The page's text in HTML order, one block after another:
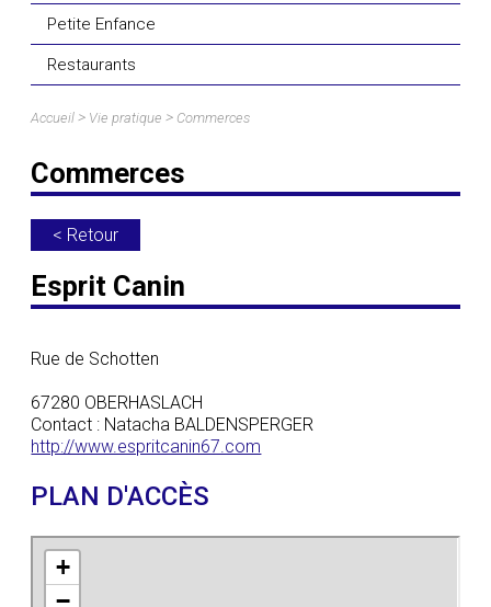
Petite Enfance
Restaurants
Accueil > Vie pratique > Commerces
Commerces
< Retour
Esprit Canin
Rue de Schotten
67280 OBERHASLACH
Contact : Natacha BALDENSPERGER
http://www.espritcanin67.com
PLAN D'ACCÈS